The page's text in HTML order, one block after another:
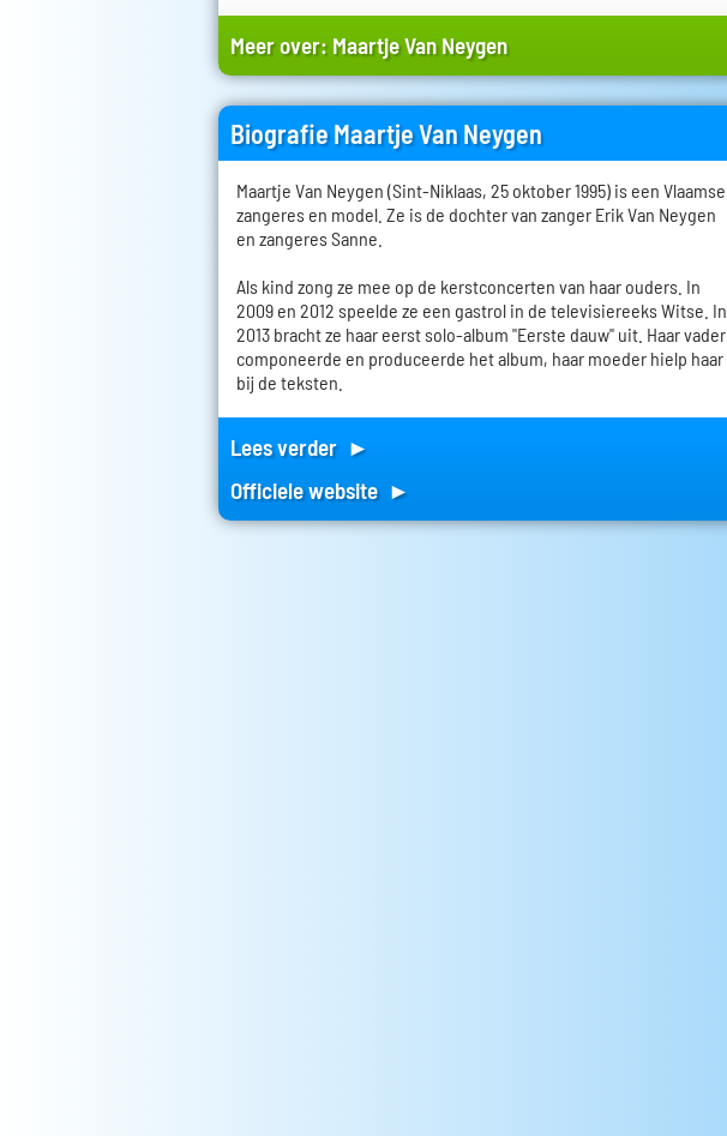
Meer over: Maartje Van Neygen
Biografie Maartje Van Neygen
Maartje Van Neygen (Sint-Niklaas, 25 oktober 1995) is een Vlaamse
zangeres en model. Ze is de dochter van zanger Erik Van Neygen
en zangeres Sanne.
Als kind zong ze mee op de kerstconcerten van haar ouders. In
2009 en 2012 speelde ze een gastrol in de televisiereeks Witse. In
2013 bracht ze haar eerst solo-album "Eerste dauw" uit. Haar vader
componeerde en produceerde het album, haar moeder hielp haar
bij de teksten.
Lees verder ►
Officiele website ►